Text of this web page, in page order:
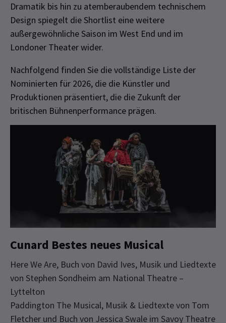
Dramatik bis hin zu atemberaubendem technischem
Design spiegelt die Shortlist eine weitere
außergewöhnliche Saison im West End und im
Londoner Theater wider.
Nachfolgend finden Sie die vollständige Liste der
Nominierten für 2026, die die Künstler und
Produktionen präsentiert, die die Zukunft der
britischen Bühnenperformance prägen.
Cunard Bestes neues Musical
Here We Are, Buch von David Ives, Musik und Liedtexte
von Stephen Sondheim am National Theatre –
Lyttelton
Paddington The Musical, Musik & Liedtexte von Tom
Fletcher und Buch von Jessica Swale im Savoy Theatre